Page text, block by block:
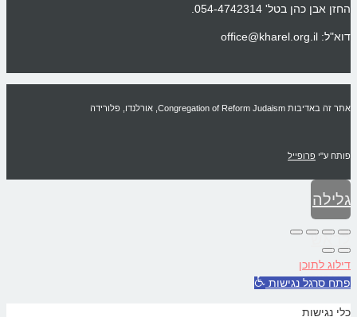
החזן אבן כהן בטל' 054-4742314.
דוא"ל: office@kharel.org.il
אתר זה באדיבות Congregation of Reform Judaism, אורלנדו, פלורידה
פותח ע"י פרופייל
גלילה
לראש
העמוד
דילוג לתוכן
פתח סרגל נגישות
כלי נגישות